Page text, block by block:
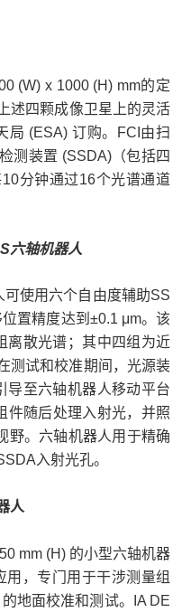
(W) x 1000 (H) mm的定
述四颗成像卫星上的灵活
局 (ESA) 订购。FCI由扫
测装置 (SSDA)（包括四
分钟通过16个光谱通道
六轴机器人
使用六个自由度辅助SS
置精度达到±0.1 μm。该
离散光谱；其中四组为近
测试和校准期间，光源装
导至六轴机器人移动平台
件随后处理入射光，并照
野。六轴机器人用于精确
入射光孔。
人
mm (H) 的小型六轴机器
用，专门用于干涉测量组
地面校准和测试。IA DE